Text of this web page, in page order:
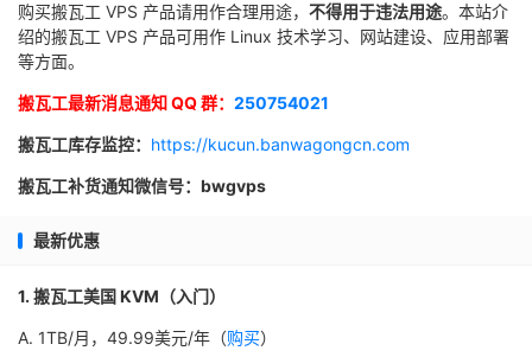
购买搬瓦工 VPS 产品请用作合理用途， 不得用于违法用途。本站介
绍的搬瓦工 VPS 产品可用作 Linux 技术学习、网站建设、应用部署
等方面。
搬瓦工最新消息通知 QQ 群： 250754021
搬瓦工库存监控： https://kucun.banwagongcn.com
搬瓦工补货通知微信号：bwgvps
最新优惠
1. 搬瓦工美国 KVM（入门）
A. 1TB/月，49.99美元/年（购买）